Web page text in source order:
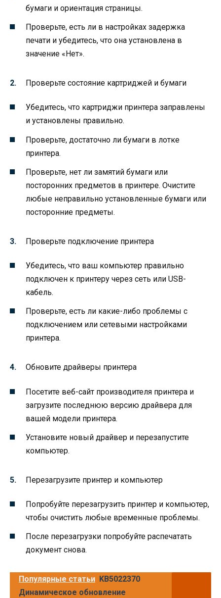
бумаги и ориентация страницы.
Проверьте, есть ли в настройках задержка
печати и убедитесь, что она установлена в
значение «Нет».
Проверьте состояние картриджей и бумаги
Убедитесь, что картриджи принтера заправлены
и установлены правильно.
Проверьте, достаточно ли бумаги в лотке
принтера.
Проверьте, нет ли замятий бумаги или
посторонних предметов в принтере. Очистите
любые неправильно установленные бумаги или
посторонние предметы.
Проверьте подключение принтера
Убедитесь, что ваш компьютер правильно
подключен к принтеру через сеть или USB-
кабель.
Проверьте, есть ли какие-либо проблемы с
подключением или сетевыми настройками
принтера.
Обновите драйверы принтера
Посетите веб-сайт производителя принтера и
загрузите последнюю версию драйвера для
вашей модели принтера.
Установите новый драйвер и перезапустите
компьютер.
Перезагрузите принтер и компьютер
Попробуйте перезагрузить принтер и компьютер,
чтобы очистить любые временные проблемы.
После перезагрузки попробуйте распечатать
документ снова.
Популярные статьи KB5022370
Динамическое обновление